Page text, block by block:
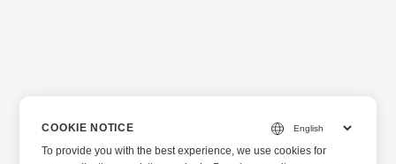
COOKIE NOTICE
To provide you with the best experience, we use cookies for